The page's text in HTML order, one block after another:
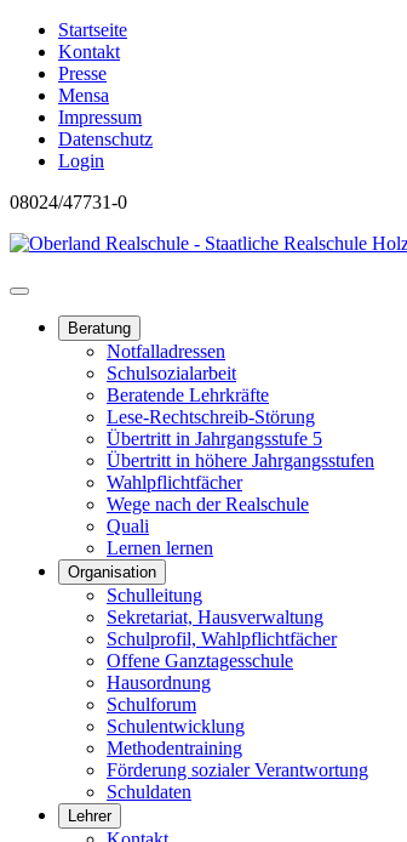
Startseite
Kontakt
Presse
Mensa
Impressum
Datenschutz
Login
08024/47731-0
Beratung
Notfalladressen
Schulsozialarbeit
Beratende Lehrkräfte
Lese-Rechtschreib-Störung
Übertritt in Jahrgangsstufe 5
Übertritt in höhere Jahrgangsstufen
Wahlpflichtfächer
Wege nach der Realschule
Quali
Lernen lernen
Organisation
Schulleitung
Sekretariat, Hausverwaltung
Schulprofil, Wahlpflichtfächer
Offene Ganztagesschule
Hausordnung
Schulforum
Schulentwicklung
Methodentraining
Förderung sozialer Verantwortung
Schuldaten
Lehrer